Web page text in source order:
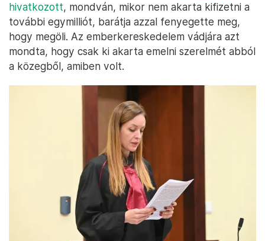
hivatkozott, mondván, mikor nem akarta kifizetni a
további egymilliót, barátja azzal fenyegette meg,
hogy megöli. Az emberkereskedelem vádjára azt
mondta, hogy csak ki akarta emelni szerelmét abból
a közegből, amiben volt.